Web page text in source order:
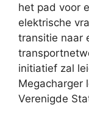
het pad voor
elektrische
transitie naar
initiatief zal
Megacharger
Verenigde